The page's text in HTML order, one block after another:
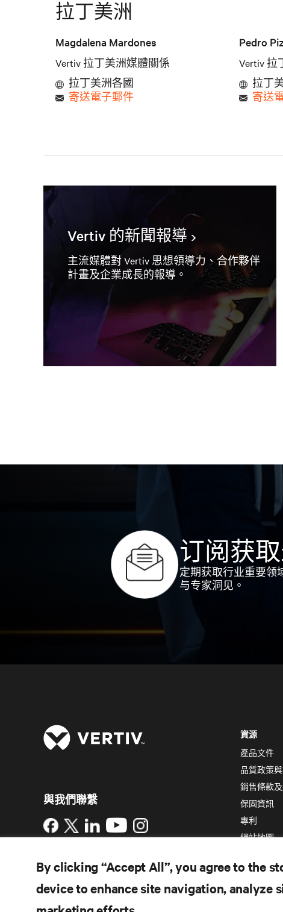
拉丁美洲
Magdalena Mardones
Vertiv 拉丁美洲媒體關係
拉丁美洲各國
寄送電子郵件
Pedro
Vertiv 拉
拉丁
寄送
Vertiv 的新聞報導
主流媒體對 Vertiv 思想領導力、合作夥伴
計畫及企業成長的報導。
订阅获
定期获取行业重要领
与专家洞见。
資源
產品文件
品質政策
銷售條款
保固資訊
專利
網站地圖
與我們聯繫
Instagram
使用條款 資料隱私權和 Cookie 政策
許可證號：粵 ICP 備05080515號
無障礙聲明
2026 Vertiv Group Corp. 保留所有權利。
By clicking “Accept All”, you agree to the
device to enhance site navigation, analyze